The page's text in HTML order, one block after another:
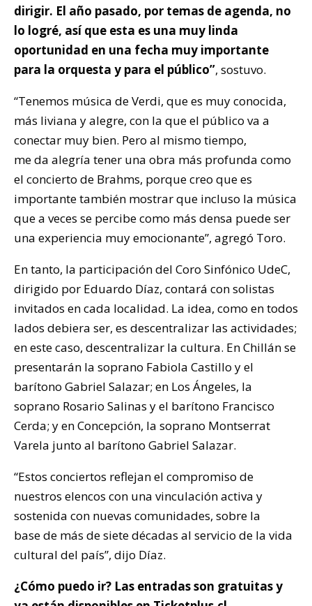
dirigir. El año pasado, por temas de agenda, no
lo logré, así que esta es una muy linda
oportunidad en una fecha muy importante
para la orquesta y para el público”, sostuvo.
“Tenemos música de Verdi, que es muy conocida,
más liviana y alegre, con la que el público va a
conectar muy bien. Pero al mismo tiempo,
me da alegría tener una obra más profunda como
el concierto de Brahms, porque creo que es
importante también mostrar que incluso la música
que a veces se percibe como más densa puede ser
una experiencia muy emocionante”, agregó Toro.
En tanto, la participación del Coro Sinfónico UdeC,
dirigido por Eduardo Díaz, contará con solistas
invitados en cada localidad. La idea, como en todos
lados debiera ser, es descentralizar las actividades;
en este caso, descentralizar la cultura. En Chillán se
presentarán la soprano Fabiola Castillo y el
barítono Gabriel Salazar; en Los Ángeles, la
soprano Rosario Salinas y el barítono Francisco
Cerda; y en Concepción, la soprano Montserrat
Varela junto al barítono Gabriel Salazar.
“Estos conciertos reflejan el compromiso de
nuestros elencos con una vinculación activa y
sostenida con nuevas comunidades, sobre la
base de más de siete décadas al servicio de la vida
cultural del país”, dijo Díaz.
¿Cómo puedo ir? Las entradas son gratuitas y